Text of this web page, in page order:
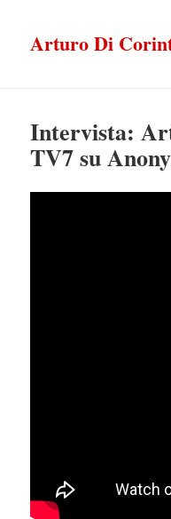
Arturo Di
Intervista:
TV7 su